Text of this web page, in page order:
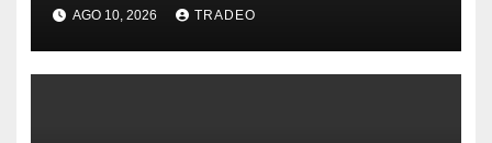
agosto
AGO 10, 2026 TRADEO